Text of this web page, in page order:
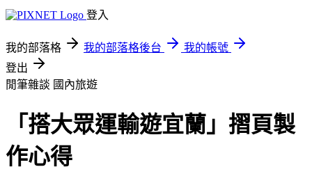
登入
我的部落格 我的部落格後台
我的帳號
登出
閒筆雜談 國內旅遊
「搭大眾運輸遊宜蘭」摺頁製
作心得